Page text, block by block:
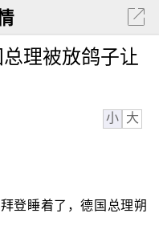
理被放鸽子让
小 大
登睡着了，德国总理朔